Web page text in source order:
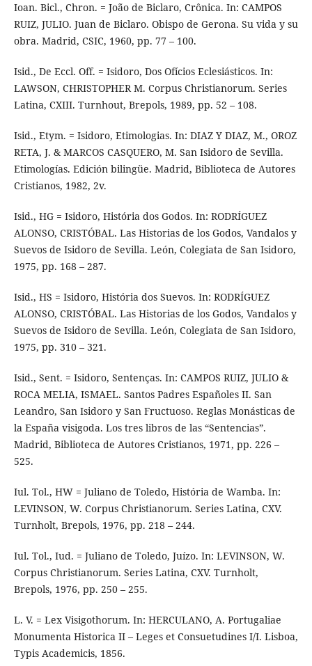
Ioan. Bicl., Chron. = João de Biclaro, Crônica. In: CAMPOS
RUIZ, JULIO. Juan de Biclaro. Obispo de Gerona. Su vida y su
obra. Madrid, CSIC, 1960, pp. 77 – 100.
Isid., De Eccl. Off. = Isidoro, Dos Ofícios Eclesiásticos. In:
LAWSON, CHRISTOPHER M. Corpus Christianorum. Series
Latina, CXIII. Turnhout, Brepols, 1989, pp. 52 – 108.
Isid., Etym. = Isidoro, Etimologias. In: DIAZ Y DIAZ, M., OROZ
RETA, J. & MARCOS CASQUERO, M. San Isidoro de Sevilla.
Etimologías. Edición bilingüe. Madrid, Biblioteca de Autores
Cristianos, 1982, 2v.
Isid., HG = Isidoro, História dos Godos. In: RODRÍGUEZ
ALONSO, CRISTÓBAL. Las Historias de los Godos, Vandalos y
Suevos de Isidoro de Sevilla. León, Colegiata de San Isidoro,
1975, pp. 168 – 287.
Isid., HS = Isidoro, História dos Suevos. In: RODRÍGUEZ
ALONSO, CRISTÓBAL. Las Historias de los Godos, Vandalos y
Suevos de Isidoro de Sevilla. León, Colegiata de San Isidoro,
1975, pp. 310 – 321.
Isid., Sent. = Isidoro, Sentenças. In: CAMPOS RUIZ, JULIO &
ROCA MELIA, ISMAEL. Santos Padres Españoles II. San
Leandro, San Isidoro y San Fructuoso. Reglas Monásticas de
la España visigoda. Los tres libros de las “Sentencias”.
Madrid, Biblioteca de Autores Cristianos, 1971, pp. 226 –
525.
Iul. Tol., HW = Juliano de Toledo, História de Wamba. In:
LEVINSON, W. Corpus Christianorum. Series Latina, CXV.
Turnholt, Brepols, 1976, pp. 218 – 244.
Iul. Tol., Iud. = Juliano de Toledo, Juízo. In: LEVINSON, W.
Corpus Christianorum. Series Latina, CXV. Turnholt,
Brepols, 1976, pp. 250 – 255.
L. V. = Lex Visigothorum. In: HERCULANO, A. Portugaliae
Monumenta Historica II – Leges et Consuetudines I/I. Lisboa,
Typis Academicis, 1856.